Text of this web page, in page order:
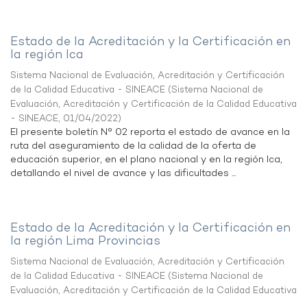
Estado de la Acreditación y la Certificación en
la región Ica
Sistema Nacional de Evaluación, Acreditación y Certificación
de la Calidad Educativa - SINEACE (Sistema Nacional de
Evaluación, Acreditación y Certificación de la Calidad Educativa
- SINEACE, 01/04/2022)
El presente boletín N° 02 reporta el estado de avance en la
ruta del aseguramiento de la calidad de la oferta de
educación superior, en el plano nacional y en la región Ica,
detallando el nivel de avance y las dificultades ...
Estado de la Acreditación y la Certificación en
la región Lima Provincias
Sistema Nacional de Evaluación, Acreditación y Certificación
de la Calidad Educativa - SINEACE (Sistema Nacional de
Evaluación, Acreditación y Certificación de la Calidad Educativa